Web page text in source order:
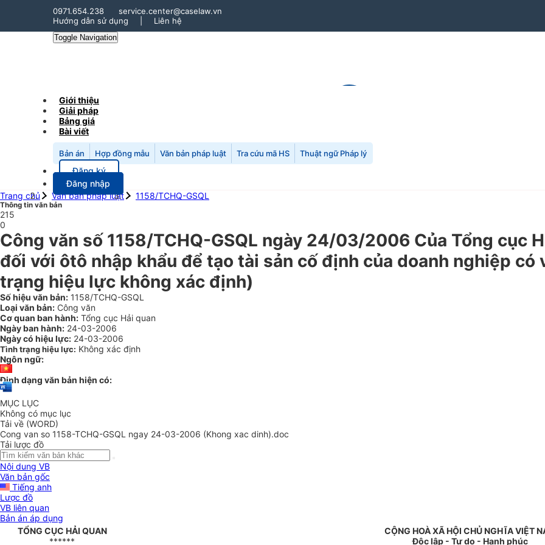
0971.654.238
service.center@caselaw.vn
Hướng dẫn sử dụng
Liên hệ
Toggle Navigation
Giới thiệu
Giải pháp
Bảng giá
Bài viết
Bản án Hợp đồng mẫu Văn bản pháp luật Tra cứu mã HS Thuật ngữ Pháp lý
Đăng ký
Đăng nhập
Trang chủ
Văn bản pháp luật 1158/TCHQ-GSQL
Thông tin văn bản
215
0
Công văn số 1158/TCHQ-GSQL ngày 24/03/2006 Của Tổng cục
đối với ôtô nhập khẩu để tạo tài sản cố định của doanh nghiệp
trạng hiệu lực không xác định)
Số hiệu văn bản: 1158/TCHQ-GSQL
Loại văn bản: Công văn
Cơ quan ban hành: Tổng cục Hải quan
Ngày ban hành: 24-03-2006
Ngày có hiệu lực: 24-03-2006
Tình trạng hiệu lực: Không xác định
Ngôn ngữ:
Định dạng văn bản hiện có:
MỤC LỤC
Không có mục lục
Tải về (WORD)
Cong van so 1158-TCHQ-GSQL ngay 24-03-2006 (Khong xac dinh).doc
Tải lược đồ
Nội dung VB
Văn bản gốc
Tiếng anh
Lược đồ
VB liên quan
Bản án áp dụng
TỔNG CỤC HẢI QUAN
******
CỘNG HOÀ XÃ HỘI CHỦ NGHĨA VIỆT
Độc lập - Tự do - Hạnh phúc